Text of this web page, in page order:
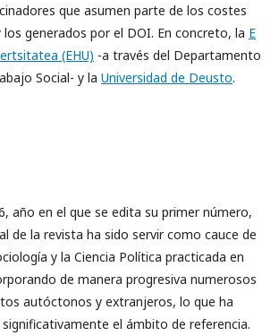
que asumen parte de los costes
generados por el DOI. En concreto, la E
(EHU) -a través del Departamento
Social- y la Universidad de Deusto.
año en el que se edita su primer número,
de la revista ha sido servir como cauce de
y la Ciencia Política practicada en
de manera progresiva numerosos
autóctonos y extranjeros, lo que ha
el ámbito de referencia.